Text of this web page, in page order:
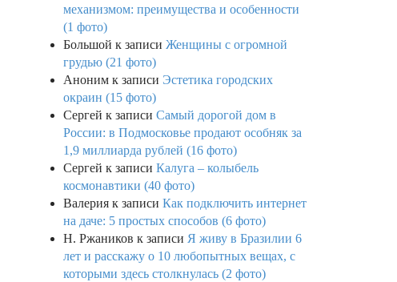
механизмом: преимущества и особенности
(1 фото)
Большой к записи Женщины с огромной
грудью (21 фото)
Аноним к записи Эстетика городских
окраин (15 фото)
Сергей к записи Самый дорогой дом в
России: в Подмосковье продают особняк за
1,9 миллиарда рублей (16 фото)
Сергей к записи Калуга – колыбель
космонавтики (40 фото)
Валерия к записи Как подключить интернет
на даче: 5 простых способов (6 фото)
Н. Ржаников к записи Я живу в Бразилии 6
лет и расскажу о 10 любопытных вещах, с
которыми здесь столкнулась (2 фото)